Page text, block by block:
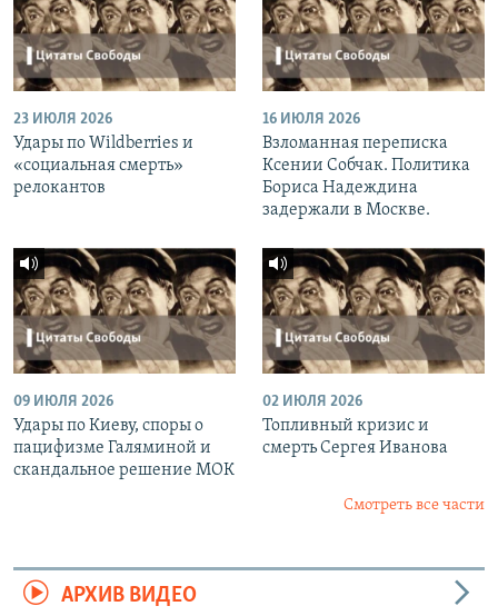
23 ИЮЛЯ 2026
Удары по Wildberries и
«социальная смерть»
релокантов
16 ИЮЛЯ 2026
Взломанная переписка
Ксении Собчак. Политика
Бориса Надеждина
задержали в Москве.
09 ИЮЛЯ 2026
Удары по Киеву, споры о
пацифизме Галяминой и
скандальное решение МОК
02 ИЮЛЯ 2026
Топливный кризис и
смерть Сергея Иванова
Смотреть все части
АРХИВ ВИДЕО